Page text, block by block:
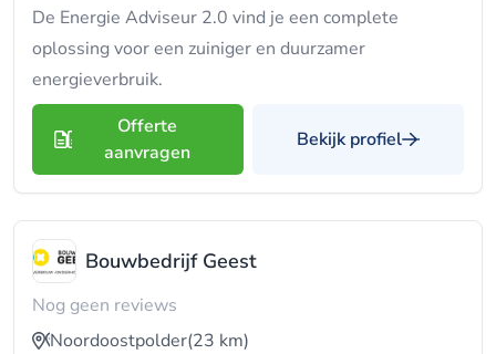
De Energie Adviseur 2.0 vind je een complete
oplossing voor een zuiniger en duurzamer
energieverbruik.
Offerte
aanvragen
Bekijk profiel
Bouwbedrijf Geest
Nog geen reviews
Noordoostpolder(23 km)